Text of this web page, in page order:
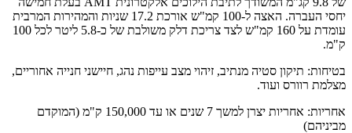
יחסי העברה. האצה ל-100 קמ"ש אורכת 17.2 שניות והמהירות המרבית
עומדת על 160 קמ"ש לצד צריכת דלק משולבת של כ-5.8 ליטר לכל 100
ק"מ.
בטיחות: תיקון סטיה מנתיב, זיהוי מצב עייפות נהג, חיישני חנייה אחוריים,
מצלמת רוורס ועוד.
אחריות: אחריות יצרן למשך 7 שנים או עד 150,000 ק"מ (המוקדם
מביניהם)